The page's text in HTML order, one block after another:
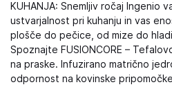
KUHANJA: Snemljiv ročaj Ingenio
ustvarjalnost pri kuhanju in vas
plošče do pečice, od mize do
Spoznajte FUSIONCORE –
na praske. Infuzirano matrično
odpornost na kovinske